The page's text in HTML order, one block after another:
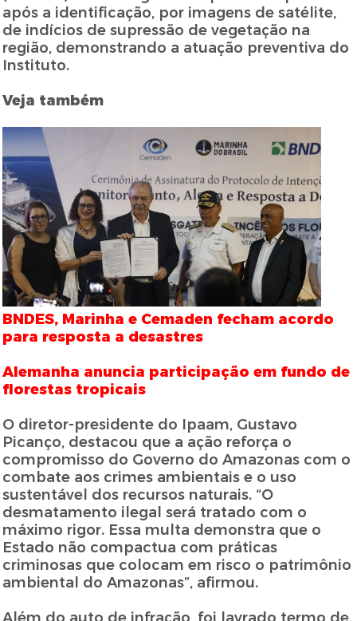
após a identificação, por imagens de satélite,
de indícios de supressão de vegetação na
região, demonstrando a atuação preventiva do
Instituto.
Veja também
BNDES, Marinha e Cemaden fecham acordo
para resposta a desastres
Alemanha anuncia participação em fundo de
florestas tropicais
O diretor-presidente do Ipaam, Gustavo
Picanço, destacou que a ação reforça o
compromisso do Governo do Amazonas com o
combate aos crimes ambientais e o uso
sustentável dos recursos naturais. “O
desmatamento ilegal será tratado com o
máximo rigor. Essa multa demonstra que o
Estado não compactua com práticas
criminosas que colocam em risco o patrimônio
ambiental do Amazonas”, afirmou.